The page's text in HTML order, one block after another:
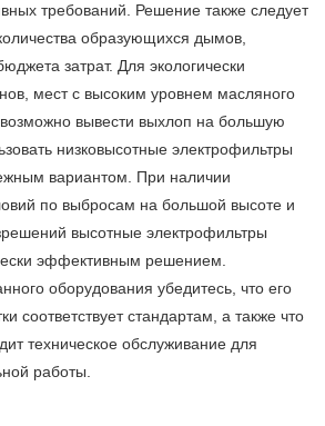
требований. Решение также следует
образующихся дымов,
затрат. Для экологически
мест с высоким уровнем масляного
вывести выхлоп на большую
низковысотные электрофильтры
вариантом. При наличии
по выбросам на большой высоте и
высотные электрофильтры
эффективным решением.
оборудования убедитесь, что его
соответствует стандартам, а также что
техническое обслуживание для
работы.